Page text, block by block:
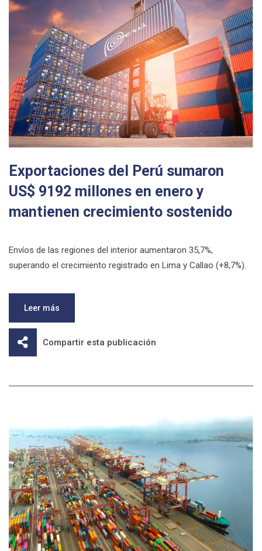
Exportaciones del Perú sumaron
US$ 9192 millones en enero y
mantienen crecimiento sostenido
Envíos de las regiones del interior aumentaron 35,7%,
superando el crecimiento registrado en Lima y Callao (+8,7%).
Leer más
Compartir esta publicación